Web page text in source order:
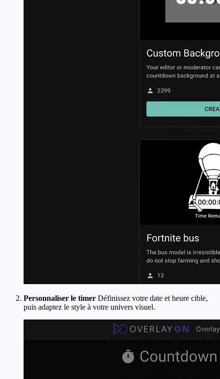
Personnaliser le timer Définissez votre date et heure cible,
puis adaptez le style à votre univers visuel.